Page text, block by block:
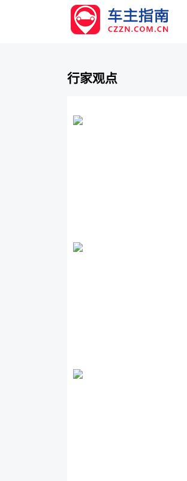
行家观点